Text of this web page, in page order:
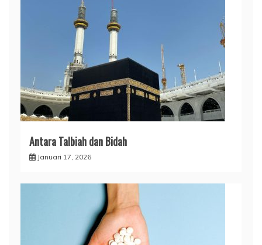
Antara Talbiah dan Bidah
Januari 17, 2026